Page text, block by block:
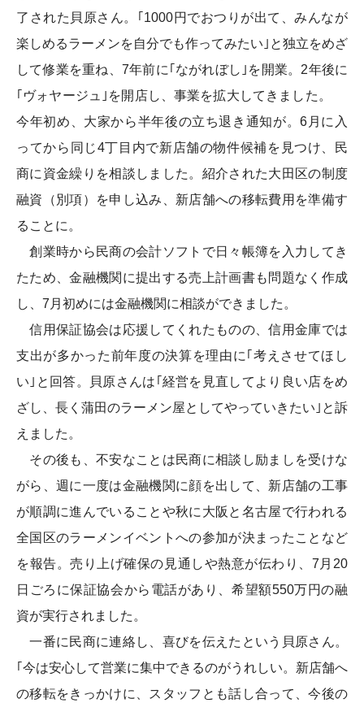
了された貝原さん。｢1000円でおつりが出て、みんなが
楽しめるラーメンを自分でも作ってみたい｣と独立をめざ
して修業を重ね、7年前に｢ながれぼし｣を開業。2年後に
｢ヴォヤージュ｣を開店し、事業を拡大してきました。
今年初め、大家から半年後の立ち退き通知が。6月に入
ってから同じ4丁目内で新店舗の物件候補を見つけ、民
商に資金繰りを相談しました。紹介された大田区の制度
融資（別項）を申し込み、新店舗への移転費用を準備す
ることに。
創業時から民商の会計ソフトで日々帳簿を入力してき
たため、金融機関に提出する売上計画書も問題なく作成
し、7月初めには金融機関に相談ができました。
信用保証協会は応援してくれたものの、信用金庫では
支出が多かった前年度の決算を理由に｢考えさせてほし
い｣と回答。貝原さんは｢経営を見直してより良い店をめ
ざし、長く蒲田のラーメン屋としてやっていきたい｣と訴
えました。
その後も、不安なことは民商に相談し励ましを受けな
がら、週に一度は金融機関に顔を出して、新店舗の工事
が順調に進んでいることや秋に大阪と名古屋で行われる
全国区のラーメンイベントへの参加が決まったことなど
を報告。売り上げ確保の見通しや熱意が伝わり、7月20
日ごろに保証協会から電話があり、希望額550万円の融
資が実行されました。
一番に民商に連絡し、喜びを伝えたという貝原さん。
｢今は安心して営業に集中できるのがうれしい。新店舗へ
の移転をきっかけに、スタッフとも話し合って、今後の